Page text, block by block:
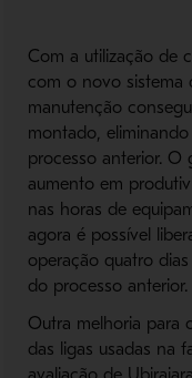
Com a utilização de
com o novo sistema
manutenção
montado,
processo anterior. O
aumento em
nas horas de
agora é possível
operação quatro
do processo anterior.
Outra melhoria para
das ligas usadas na